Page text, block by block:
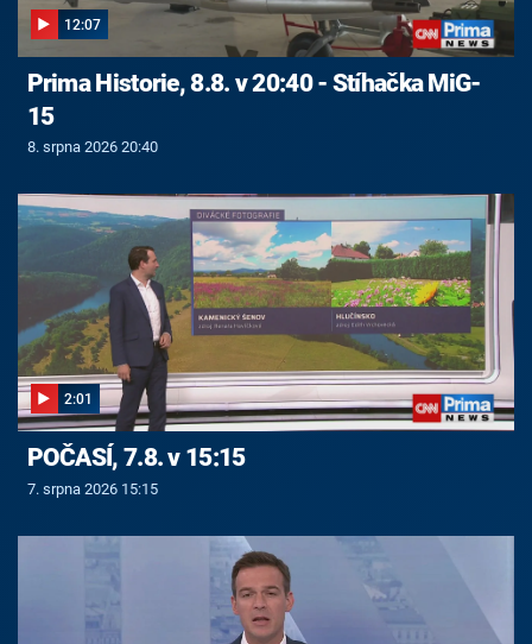
12:07
Prima Historie, 8.8. v 20:40 - Stíhačka MiG-
15
8. srpna 2026 20:40
2:01
POČASÍ, 7.8. v 15:15
7. srpna 2026 15:15